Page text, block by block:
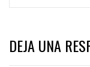
DEJA UNA